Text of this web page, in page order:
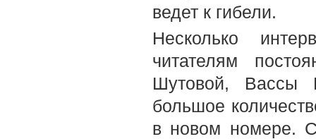
ведет к гибели.
Несколько
читателям
Шутовой, Вассы
большое
в новом номере.